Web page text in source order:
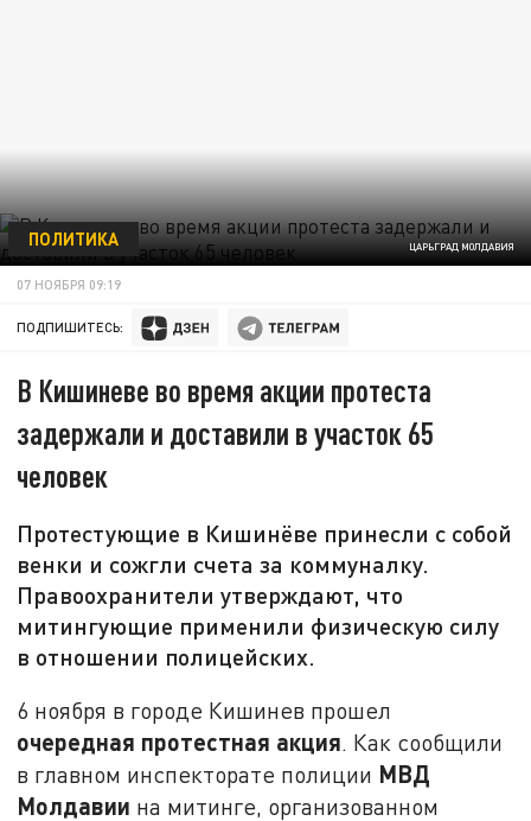
ЦАРЬГРАД МОЛДАВИЯ
ПОЛИТИКА
07 НОЯБРЯ 09:19
ПОДПИШИТЕСЬ:
В Кишиневе во время акции протеста
задержали и доставили в участок 65
человек
Протестующие в Кишинёве принесли с собой
венки и сожгли счета за коммуналку.
Правоохранители утверждают, что
митингующие применили физическую силу
в отношении полицейских.
6 ноября в городе Кишинев прошел
очередная протестная акция. Как сообщили
в главном инспекторате полиции МВД
Молдавии на митинге, организованном